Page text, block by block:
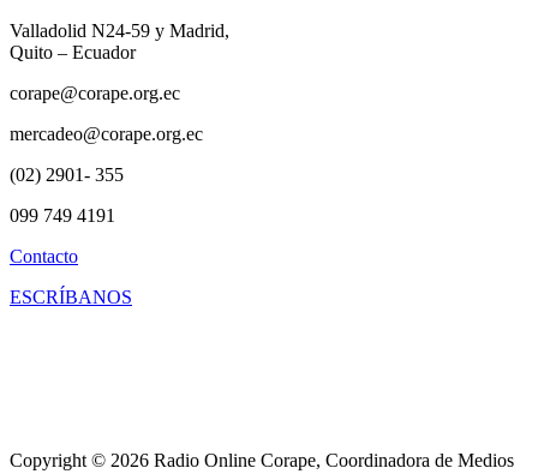
Valladolid N24-59 y Madrid,
Quito – Ecuador
corape@corape.org.ec
mercadeo@corape.org.ec
(02) 2901- 355
099 749 4191
Contacto
ESCRÍBANOS
Copyright © 2026 Radio Online Corape, Coordinadora de Medios